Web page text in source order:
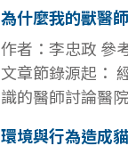
為什麼我的獸醫
作者：李忠政 參
文章節錄源起：
識的醫師討論醫
環境與行為造成